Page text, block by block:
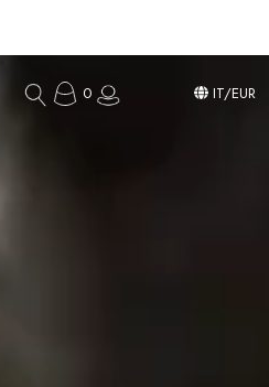
0 IT/EUR